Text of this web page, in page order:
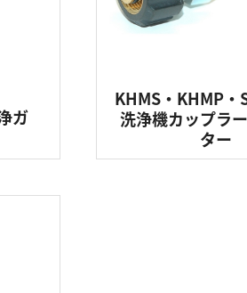
ガ
KHMS・KHMP・
洗浄機カップラ
ター